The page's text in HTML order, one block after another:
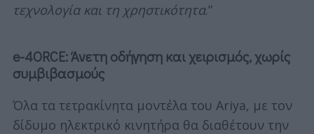
τεχνολογία και τη χρηστικότητα.”
e-4ORCE: Άνετη οδήγηση και χειρισμός, χωρίς
συμβιβασμούς
Όλα τα τετρακίνητα μοντέλα του Ariya, με τον
δίδυμο ηλεκτρικό κινητήρα θα διαθέτουν την